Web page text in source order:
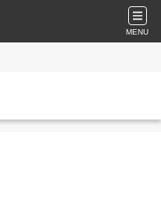
MENU